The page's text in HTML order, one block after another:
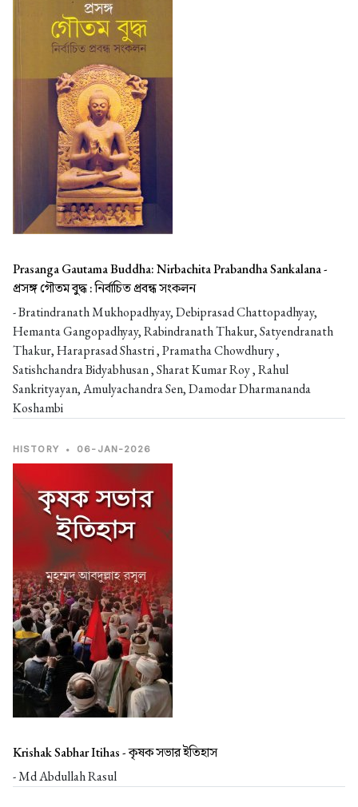
Prasanga Gautama Buddha: Nirbachita Prabandha Sankalana -
প্রসঙ্গ গৌতম বুদ্ধ : নির্বাচিত প্রবন্ধ সংকলন
- Bratindranath Mukhopadhyay, Debiprasad Chattopadhyay,
Hemanta Gangopadhyay, Rabindranath Thakur, Satyendranath
Thakur, Haraprasad Shastri , Pramatha Chowdhury ,
Satishchandra Bidyabhusan , Sharat Kumar Roy , Rahul
Sankrityayan, Amulyachandra Sen, Damodar Dharmananda
Koshambi
HISTORY • 06-JAN-2026
Krishak Sabhar Itihas -কৃষক সভার ইতিহাস
- Md Abdullah Rasul